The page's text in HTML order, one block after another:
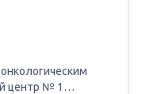
центр № 1…